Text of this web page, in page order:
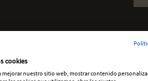
cookies
mejorar nuestro sitio web, mostrar contenido